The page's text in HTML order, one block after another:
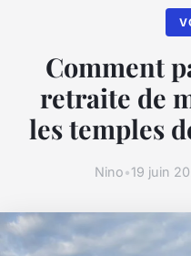
Comment
retraite de
les temples
Nino•19 juin